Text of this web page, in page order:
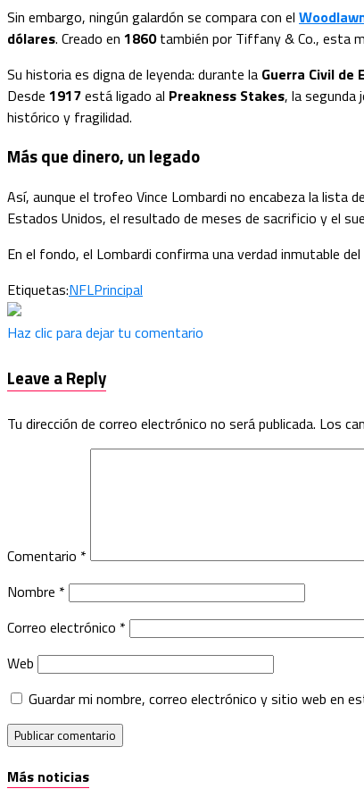
Sin embargo, ningún galardón se compara con el
dólares. Creado en 1860también por Tiffany & Co., esta
Su historia es digna de leyenda: durante la Guerra Civil de
Desde 1917está ligado al Preakness Stakes, la segunda
histórico y fragilidad.
Más que dinero, un legado
Así, aunque el trofeo Vince Lombardi no encabeza la lista
Estados Unidos, el resultado de meses de sacrificio y el
En el fondo, el Lombardi confirma una verdad inmutable
Etiquetas:NFLPrincipal
Haz clic para dejar tu comentario
Leave a Reply
Tu dirección de correo electrónico no será publicada. Los
Comentario *
Nombre *
Correo electrónico *
Web
Guardar mi nombre, correo electrónico y sitio web en
Más noticias